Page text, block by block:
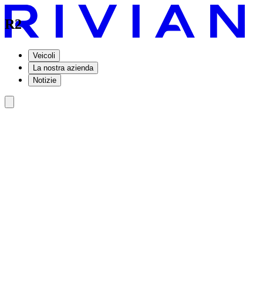
Veicoli
La nostra azienda
Notizie
R2